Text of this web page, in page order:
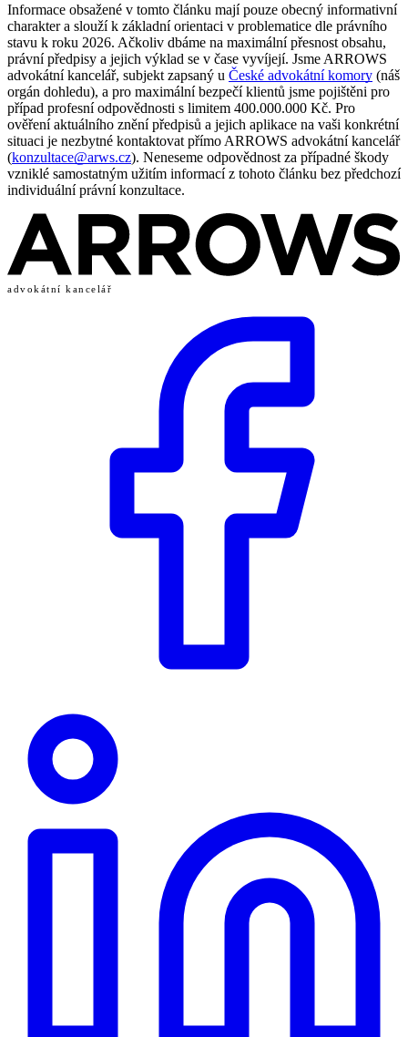
Informace obsažené v tomto článku mají pouze obecný informativní
charakter a slouží k základní orientaci v problematice dle právního
stavu k roku 2026. Ačkoliv dbáme na maximální přesnost obsahu,
právní předpisy a jejich výklad se v čase vyvíjejí. Jsme ARROWS
advokátní kancelář, subjekt zapsaný u České advokátní komory (náš
orgán dohledu), a pro maximální bezpečí klientů jsme pojištěni pro
případ profesní odpovědnosti s limitem 400.000.000 Kč. Pro
ověření aktuálního znění předpisů a jejich aplikace na vaši konkrétní
situaci je nezbytné kontaktovat přímo ARROWS advokátní kancelář
(konzultace@arws.cz). Neneseme odpovědnost za případné škody
vzniklé samostatným užitím informací z tohoto článku bez předchozí
individuální právní konzultace.
advokátní kancelář